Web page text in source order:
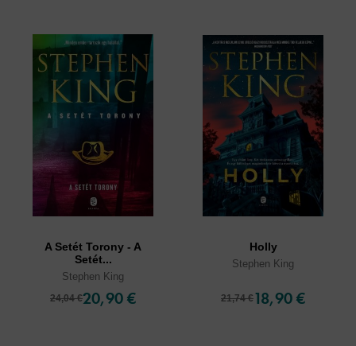
A Setét Torony - A
Setét...
Stephen King
24,04 €20,90 €
Holly
Stephen King
21,74 €18,90 €